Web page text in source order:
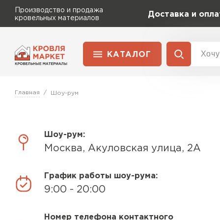
Производство и продажа
кровельных материалов
Доставка и
КАТАЛОГ
Главная Шоу-рум
Шоу-рум:
Москва, Акуловская улица, 2А
График работы шоу-рума:
9:00 - 20:00
Номер телефона контактного
Сервисы расчета
Расчет фальцевой кровли
Расчет кровли из профнастила
Перейти в каталог
ПЕРЕЙТИ